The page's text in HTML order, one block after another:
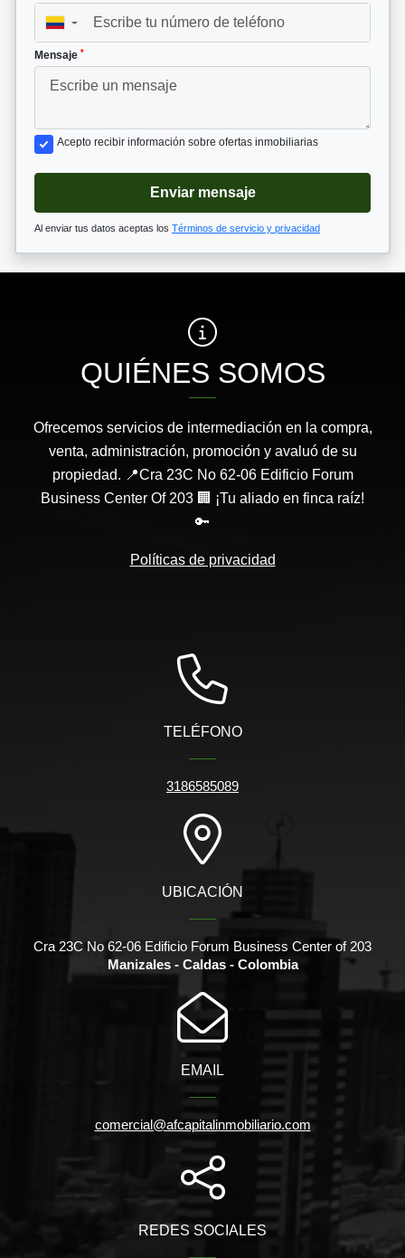
▼
Mensaje *
Acepto recibir información sobre ofertas inmobiliarias
Enviar mensaje
Al enviar tus datos aceptas los Términos de servicio y privacidad
QUIÉNES SOMOS
Ofrecemos servicios de intermediación en la compra,
venta, administración, promoción y avaluó de su
propiedad. 📍Cra 23C No 62-06 Edificio Forum
Business Center Of 203 🏢 ¡Tu aliado en finca raíz!
🔑
Políticas de privacidad
TELÉFONO
3186585089
UBICACIÓN
Cra 23C No 62-06 Edificio Forum Business Center of 203
Manizales - Caldas - Colombia
EMAIL
comercial@afcapitalinmobiliario.com
REDES SOCIALES